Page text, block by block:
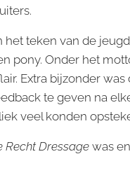
het teken van de
pony. Onder het
Extra bijzonder was
te geven na
veel konden
Recht Dressagewas